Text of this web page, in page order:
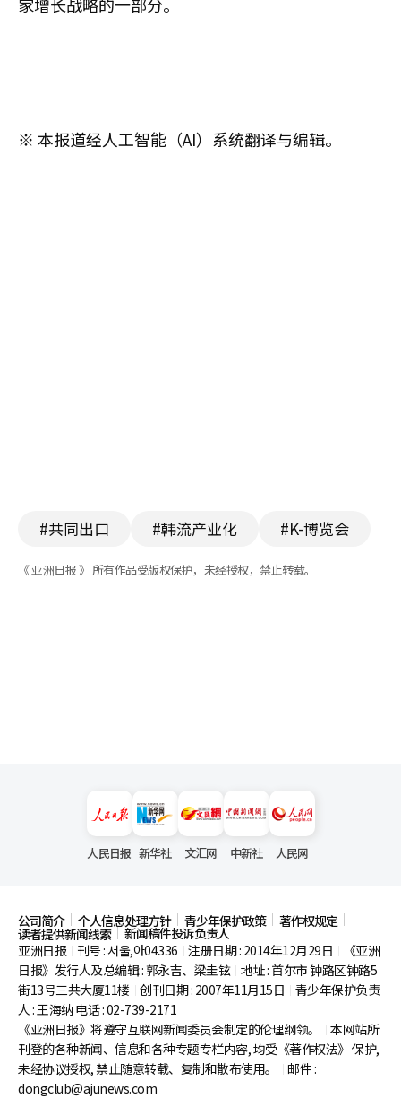
※ 本报道经人工智能（AI）系统翻译与编辑。
#共同出口 #韩流产业化 #K-博览会
《 亚洲日报 》 所有作品受版权保护，未经授权，禁止转载。
人民日报 新华社 文汇网 中新社 人民网
公司简介 个人信息处理方针 青少年保护政策 著作权规定
读者提供新闻线索
新闻稿件投诉负责人
亚洲日报
刊号 : 서울,아04336 注册日期 : 2014年12月29日
《亚洲
日报》发行人及总编辑 : 郭永吉、梁圭铉 地址 : 首尔市钟路区钟路5
街13号三共大厦11楼 创刊日期 : 2007年11月15日
青少年保护负责
人 : 王海纳 电话 : 02-739-2171
《亚洲日报》将遵守互联网新闻委员会制定的伦理纲领。
本网站所
刊登的各种新闻、信息和各种专题专栏内容, 均受《著作权法》 保护,
未经协议授权, 禁止随意转载、复制和散布使用。
邮件 :
dongclub@ajunews.com